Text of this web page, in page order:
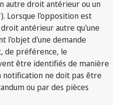
autre droit antérieur ou un
Lorsque l'opposition est
antérieur autre qu'une
l'objet d'une demande
de préférence, le
être identifiés de manière
notification ne doit pas être
ou par des pièces